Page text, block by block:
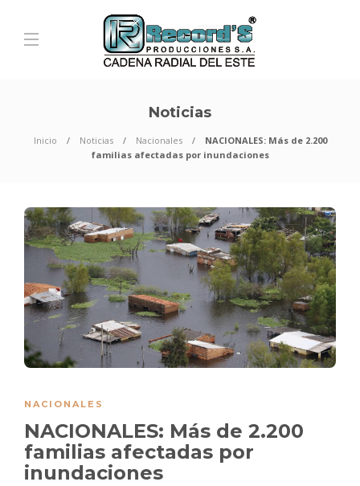
Noticias
Inicio Noticias Nacionales
NACIONALES: Más de 2.200
familias afectadas por inundaciones
NACIONALES
NACIONALES: Más de 2.200
familias afectadas por
inundaciones